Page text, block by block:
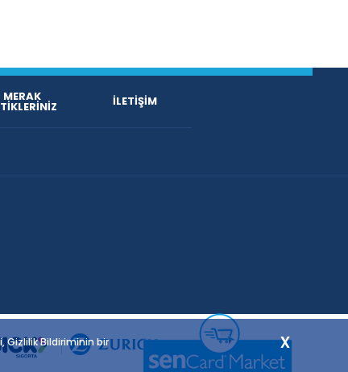
MERAK İLETİŞİM
Gizlilik Bildiriminin bir
x